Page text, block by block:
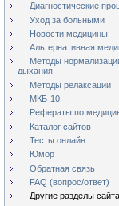
Диагностические
Уход за больными
Новости медицины
Альтернативная
Методы
дыхания
Методы релаксации
МКБ-10
Рефераты по
Каталог сайтов
Тесты онлайн
Юмор
Обратная связь
FAQ (вопрос/ответ)
Другие разделы